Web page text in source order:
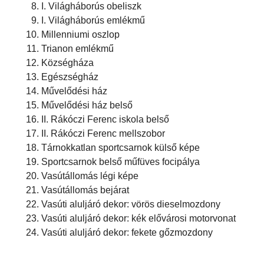
I. Világháborús obeliszk
I. Világháborús emlékmű
Millenniumi oszlop
Trianon emlékmű
Községháza
Egészségház
Művelődési ház
Művelődési ház belső
II. Rákóczi Ferenc iskola belső
II. Rákóczi Ferenc mellszobor
Tárnokkatlan sportcsarnok külső képe
Sportcsarnok belső műfüves focipálya
Vasútállomás légi képe
Vasútállomás bejárat
Vasúti aluljáró dekor: vörös dieselmozdony
Vasúti aluljáró dekor: kék elővárosi motorvonat
Vasúti aluljáró dekor: fekete gőzmozdony